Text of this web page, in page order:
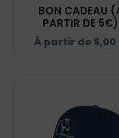
BON CADEAU
PARTIR DE 5€)
À partir de 5,00